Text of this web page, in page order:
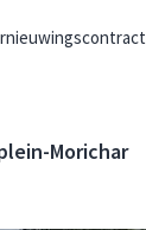
Morichar